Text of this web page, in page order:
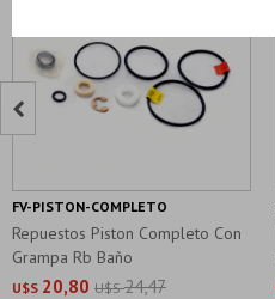
Repuestos Piston Completo Con
Grampa Rb Baño
U$S 20,80 U$S 24,47
FV-PISTON-COMPLETO
